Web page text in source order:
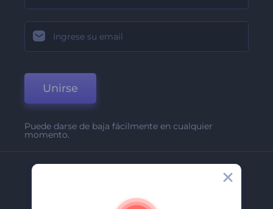
Unirse
Puede darse de baja fácilmente en cualquier
momento.